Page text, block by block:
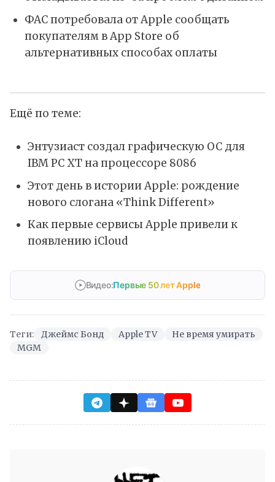
ФАС потребовала от Apple сообщать
покупателям в App Store об
альтернативных способах оплаты
Ещё по теме:
Энтузиаст создал графическую ОС для
IBM PC XT на процессоре 8086
Этот день в истории Apple: рождение
нового слогана «Think Different»
Как первые сервисы Apple привели к
появлению iCloud
Видео:Первые 50 лет Apple
Теги: Джеймс Бонд Apple TV
Не время умирать
MGM